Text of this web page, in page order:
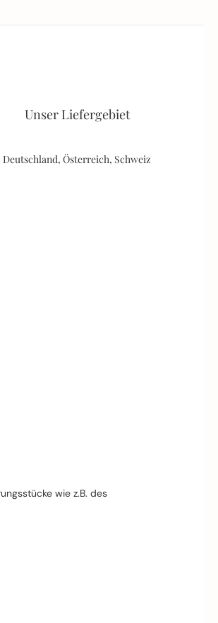
Unser Liefergebiet
Deutschland, Österreich, Schweiz
wie z.B. des